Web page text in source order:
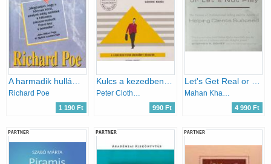
Richard Poe
1 190 Ft
Peter Clothier - Zelnik Csaba Ákos
990 Ft
Mahan Khalsa
4 990 Ft
PARTNER PARTNER PARTNER